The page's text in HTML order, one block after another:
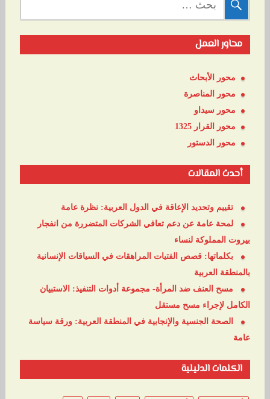
محاور العمل
محور الأبحاث
محور المناصرة
محور سيداو
محور القرار 1325
محور الدستور
أحدث المقالات
تقييم وتحديد الإعاقة في الدول العربية: نظرة عامة
لمحة عامة عن دعم تعافي الشركات المتضررة من انفجار
بيروت المملوكة لنساء
بكلماتها: قصص الفتيات المراهقات في السياقات الإنسانية
بالمنطقة العربية
مسح العنف ضد المرأة- مجموعة أدوات التنفيذ: الاستبيان
الكامل لإجراء مسح مستقل
الصحة الجنسية والإنجابية في المنطقة العربية: ورقة سياسة
عامة
الكلمات الدليلية